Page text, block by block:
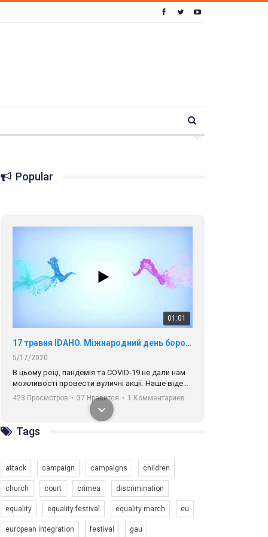
Popular
01:01
17 травня IDAHO. Міжнародний день боротьби з гомофобією трансфобією і біфобія.
5/17/2020
В цьому році, пандемія та COVІD-19 не дали нам
можливості провести вуличні акції. Наше відео-
звернення про те, що навіть коли ми у різних
містах та не можемо зустрінеться, ми разом. Ми
закликаємо всіх хто поділяє цінності рівності та
солідарності, приєднатися до нас. Регіональні
підрозділи ГАУ є в 16 областях України.
423 Просмотров • 37 Нравится • 1 Комментариев
Tags
attack campaign campaigns children
church court crimea discrimination
equality equality festival equality march eu
european integration festival gau